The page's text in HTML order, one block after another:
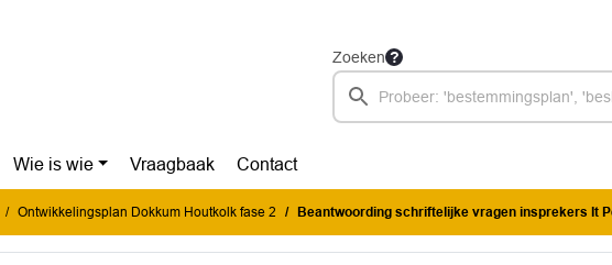
Zoeken
Wie is wie Vraagbaak Contact
Ontwikkelingsplan Dokkum Houtkolk fase 2 Beantwoording schriftelijke vragen insprekers It Petear